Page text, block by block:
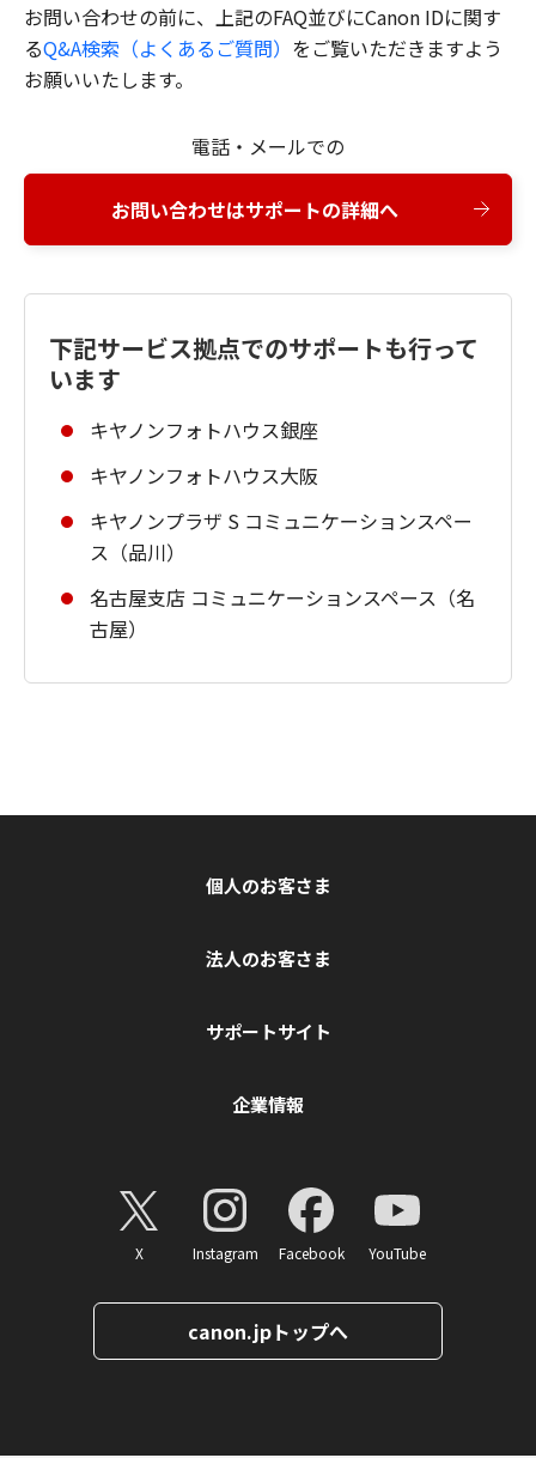
お問い合わせの前に、上記のFAQ並びにCanon IDに関す
るQ&A検索（よくあるご質問） をご覧いただきますよう
お願いいたします。
電話・メールでの
お問い合わせはサポートの詳細へ
下記サービス拠点でのサポートも行って
います
キヤノンフォトハウス銀座
キヤノンフォトハウス大阪
キヤノンプラザ S コミュニケーションスペー
ス（品川）
名古屋支店 コミュニケーションスペース（名
古屋）
個人のお客さま
法人のお客さま
サポートサイト
企業情報
X Instagram Facebook YouTube
canon.jpトップへ